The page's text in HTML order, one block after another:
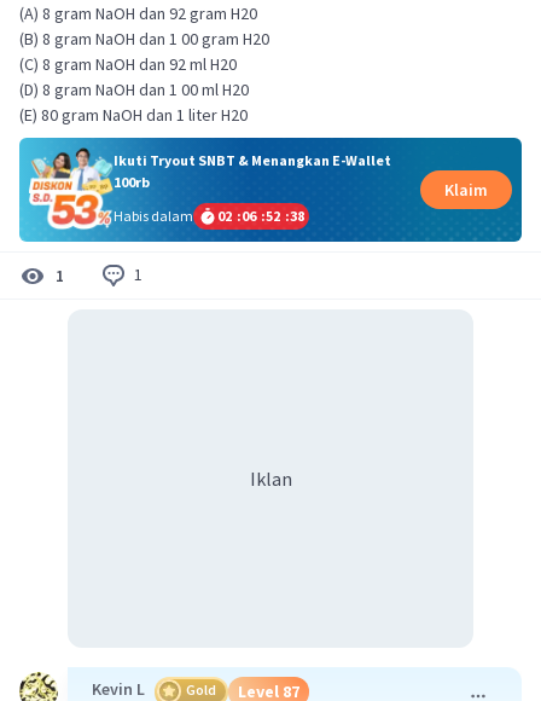
(A) 8 gram NaOH dan 92 gram H20
(B) 8 gram NaOH dan 1 00 gram H20
(C) 8 gram NaOH dan 92 ml H20
(D) 8 gram NaOH dan 1 00 ml H20
(E) 80 gram NaOH dan 1 liter H20
Ikuti Tryout SNBT & Menangkan E-Wallet
100rb
Habis dalam
02 :06 :52 :37
Klaim
1 1
Iklan
Kevin L Gold Level 87